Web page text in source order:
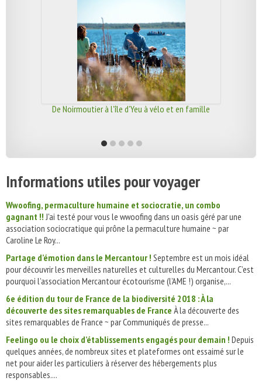
De Noirmoutier à l'île d'Yeu à vélo et en famille
Informations utiles pour voyager
Wwoofing, permaculture humaine et sociocratie, un combo
gagnant !! J'ai testé pour vous le wwoofing dans un oasis géré par une
association sociocratique qui prône la permaculture humaine ~ par
Caroline Le Roy...
Partage d’émotion dans le Mercantour ! Septembre est un mois idéal
pour découvrir les merveilles naturelles et culturelles du Mercantour. C’est
pourquoi l’association Mercantour écotourisme (l’AME !) organise,...
6e édition du tour de France de la biodiversité 2018 : À la
découverte des sites remarquables de France À la découverte des
sites remarquables de France ~ par Communiqués de presse...
Feelingo ou le choix d’établissements engagés pour demain ! Depuis
quelques années, de nombreux sites et plateformes ont essaimé sur le
net pour aider les particuliers à réserver des hébergements plus
responsables....